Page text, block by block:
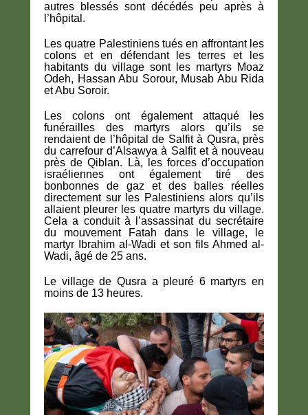
autres blessés sont décédés peu après à
l’hôpital.
Les quatre Palestiniens tués en affrontant les
colons et en défendant les terres et les
habitants du village sont les martyrs Moaz
Odeh, Hassan Abu Sorour, Musab Abu Rida
et Abu Soroir.
Les colons ont également attaqué les
funérailles des martyrs alors qu’ils se
rendaient de l’hôpital de Salfit à Qusra, près
du carrefour d’Alsawya à Salfit et à nouveau
près de Qiblan. Là, les forces d’occupation
israéliennes ont également tiré des
bonbonnes de gaz et des balles réelles
directement sur les Palestiniens alors qu’ils
allaient pleurer les quatre martyrs du village.
Cela a conduit à l’assassinat du secrétaire
du mouvement Fatah dans le village, le
martyr Ibrahim al-Wadi et son fils Ahmed al-
Wadi, âgé de 25 ans.
Le village de Qusra a pleuré 6 martyrs en
moins de 13 heures.